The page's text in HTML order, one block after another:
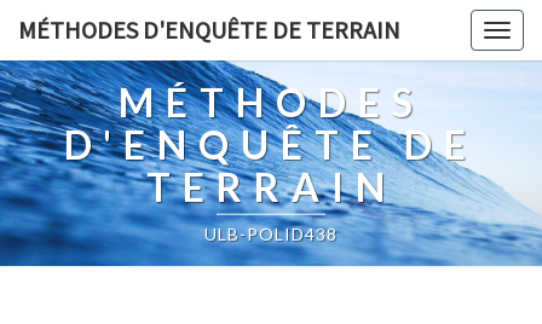
MÉTHODES D'ENQUÊTE DE TERRAIN
MÉTHODES
D'ENQUÊTE DE
TERRAIN
ULB-POLID438